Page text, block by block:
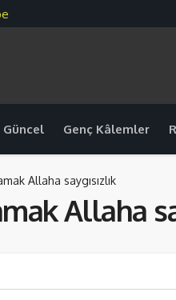
Güncel Genç Kâlemler
Allaha saygısızlık
Allaha